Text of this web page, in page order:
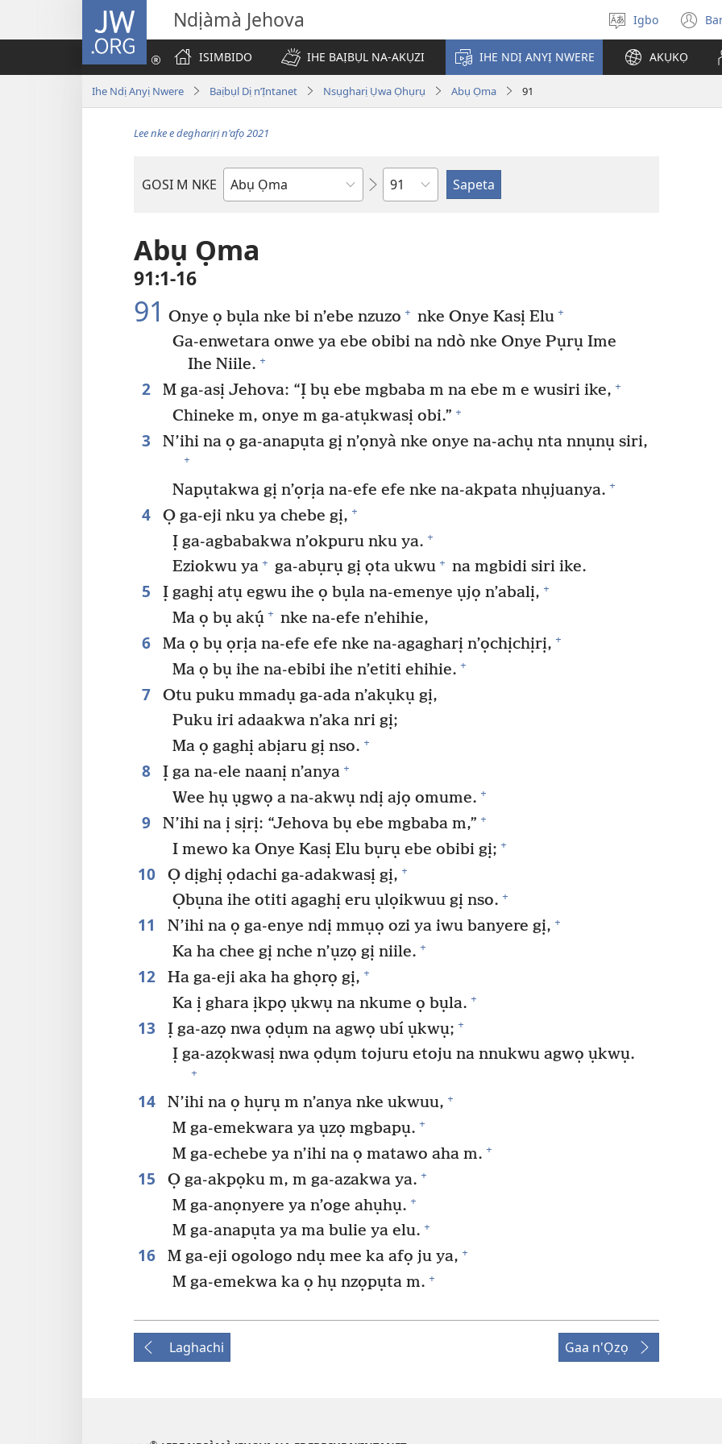
JW.ORG Ndịàmà Jehova
Họrọ
asụsụ
Igbo
gị
ị
ISIMBIDO
IHE BAỊBỤL NA-AKỤZI IHE NDỊ ANYỊ NWERE AKỤKỌ
Ihe Ndị Anyị Nwere Baịbụl Dị n’Ịntanet Nsụgharị Ụwa Ọhụrụ Abụ Ọma 91
Lee nke e degharịrị n'afọ 2021
GOSI M NKE
Akwụkwọ
Isiokwu
Abụ Ọma
91:1-16
91 Onye ọ bụla nke bi n’ebe nzuzo + nke Onye Kasị Elu +
Ga-enwetara onwe ya ebe obibi na ndò nke Onye Pụrụ Ime
Ihe Niile. +
2 M ga-asị Jehova: “Ị bụ ebe mgbaba m na ebe m e wusiri ike, +
Chineke m, onye m ga-atụkwasị obi.” +
3 N’ihi na ọ ga-anapụta gị n’ọnyà nke onye na-achụ nta nnụnụ siri,
+
Napụtakwa gị n’ọrịa na-efe efe nke na-akpata nhụjuanya. +
4 Ọ ga-eji nku ya chebe gị, +
Ị ga-agbabakwa n’okpuru nku ya. +
Eziokwu ya + ga-abụrụ gị ọta ukwu + na mgbidi siri ike.
5 Ị gaghị atụ egwu ihe ọ bụla na-emenye ụjọ n’abalị, +
Ma ọ bụ akụ́ + nke na-efe n’ehihie,
6 Ma ọ bụ ọrịa na-efe efe nke na-agagharị n’ọchịchịrị, +
Ma ọ bụ ihe na-ebibi ihe n’etiti ehihie. +
7
Otu puku mmadụ ga-ada n’akụkụ gị,
Puku iri adaakwa n’aka nri gị;
Ma ọ gaghị abịaru gị nso. +
8 Ị ga na-ele naanị n’anya +
Wee hụ ụgwọ a na-akwụ ndị ajọ omume. +
9 N’ihi na ị sịrị: “Jehova bụ ebe mgbaba m,” +
I mewo ka Onye Kasị Elu bụrụ ebe obibi gị; +
10 Ọ dịghị ọdachi ga-adakwasị gị, +
Ọbụna ihe otiti agaghị eru ụlọikwuu gị nso. +
11 N’ihi na ọ ga-enye ndị mmụọ ozi ya iwu banyere gị, +
Ka ha chee gị nche n’ụzọ gị niile. +
12 Ha ga-eji aka ha ghọrọ gị, +
Ka ị ghara ịkpọ ụkwụ na nkume ọ bụla. +
13 Ị ga-azọ nwa ọdụm na agwọ ubí ụkwụ; +
Ị ga-azọkwasị nwa ọdụm tojuru etoju na nnukwu agwọ ụkwụ.
+
14 N’ihi na ọ hụrụ m n’anya nke ukwuu, +
M ga-emekwara ya ụzọ mgbapụ. +
M ga-echebe ya n’ihi na ọ matawo aha m. +
15 Ọ ga-akpọku m, m ga-azakwa ya. +
M ga-anọnyere ya n’oge ahụhụ. +
M ga-anapụta ya ma bulie ya elu. +
16 M ga-eji ogologo ndụ mee ka afọ ju ya, +
M ga-emekwa ka ọ hụ nzọpụta m. +
Laghachi Gaa n'Ọzọ